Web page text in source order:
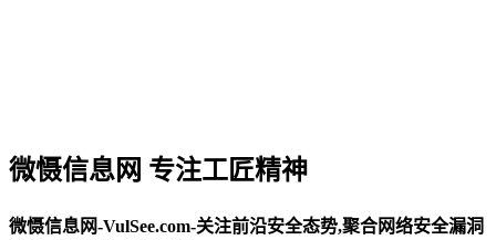
微慑信息网 专注工匠精神
微慑信息网-VulSee.com-关注前沿安全态势,聚合网络安全漏洞